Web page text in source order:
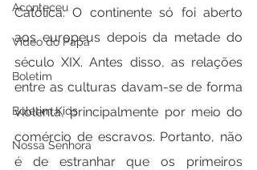
Aconteceu
Video do Papa
Boletim
Boletim Kids
Nossa Senhora
Católica. O continente só foi aberto
aos europeus depois da metade do
século XIX. Antes disso, as relações
entre as culturas davam-se de forma
violenta, principalmente por meio do
comércio de escravos. Portanto, não
é de estranhar que os primeiros